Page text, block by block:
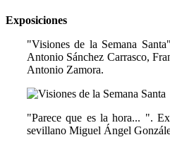
Exposiciones
"Visiones de la Semana
Antonio Sánchez Carrasco,
Antonio Zamora.
"Parece que es la hora... ".
sevillano Miguel Ángel